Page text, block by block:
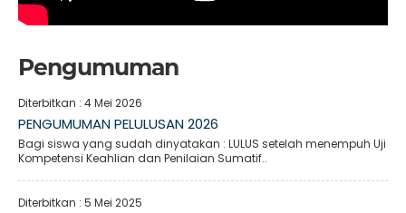
Pengumuman
Diterbitkan : 4 Mei 2026
PENGUMUMAN PELULUSAN 2026
Bagi siswa yang sudah dinyatakan : LULUS setelah menempuh Uji
Kompetensi Keahlian dan Penilaian Sumatif..
Diterbitkan : 5 Mei 2025